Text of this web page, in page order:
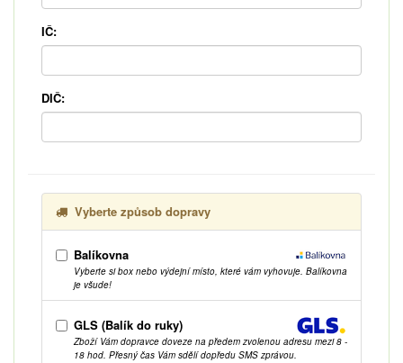
IČ:
DIČ:
Vyberte způsob dopravy
Balíkovna
Vyberte si box nebo výdejní místo, které vám vyhovuje. Balíkovna
je všude!
GLS (Balík do ruky)
Zboží Vám dopravce doveze na předem zvolenou adresu mezi 8 -
18 hod. Přesný čas Vám sdělí dopředu SMS zprávou.